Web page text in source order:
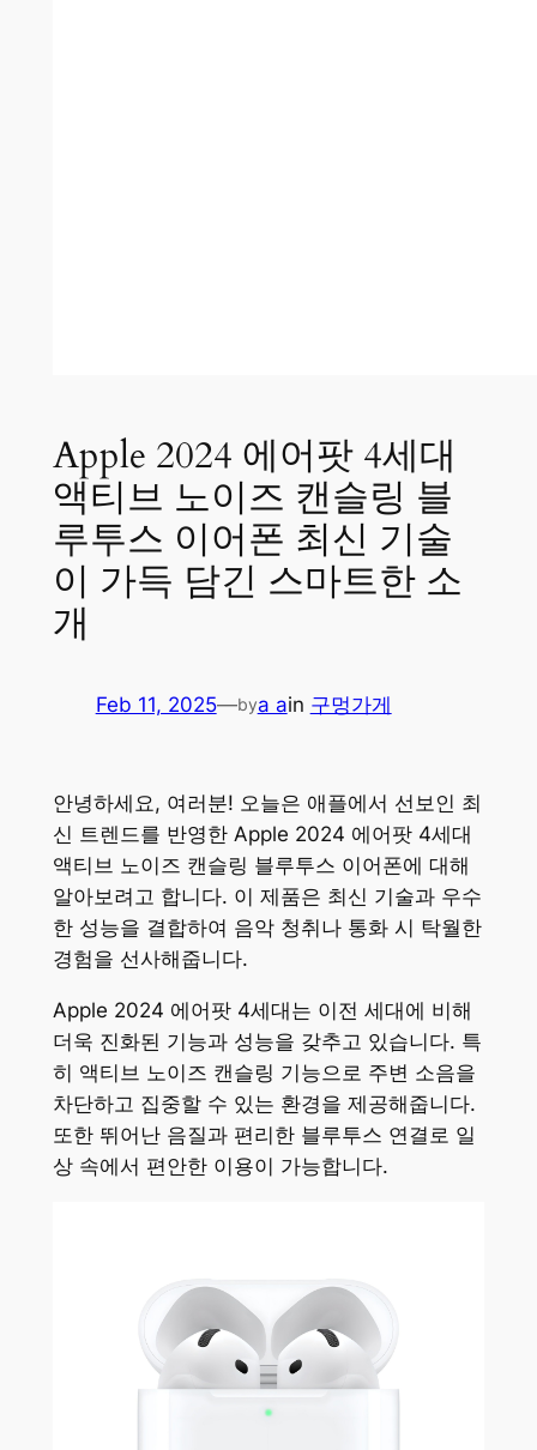
Apple 2024 에어팟 4세대
액티브 노이즈 캔슬링 블
루투스 이어폰 최신 기술
이 가득 담긴 스마트한 소
개
Feb 11, 2025—bya ain 구멍가게
안녕하세요, 여러분! 오늘은 애플에서 선보인 최
신 트렌드를 반영한 Apple 2024 에어팟 4세대
액티브 노이즈 캔슬링 블루투스 이어폰에 대해
알아보려고 합니다. 이 제품은 최신 기술과 우수
한 성능을 결합하여 음악 청취나 통화 시 탁월한
경험을 선사해줍니다.
Apple 2024 에어팟 4세대는 이전 세대에 비해
더욱 진화된 기능과 성능을 갖추고 있습니다. 특
히 액티브 노이즈 캔슬링 기능으로 주변 소음을
차단하고 집중할 수 있는 환경을 제공해줍니다.
또한 뛰어난 음질과 편리한 블루투스 연결로 일
상 속에서 편안한 이용이 가능합니다.